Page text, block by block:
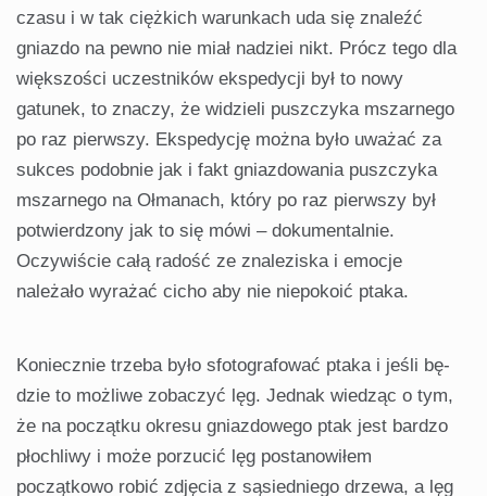
czasu i w tak ciężkich warunkach uda się znaleźć
gniazdo na pewno nie miał nadziei nikt. Prócz tego dla
większości uczestników ekspedycji był to nowy
gatunek, to znaczy, że widzieli puszczyka mszarnego
po raz pierwszy. Ekspedycję można było uważać za
sukces podobnie jak i fakt gniazdowania puszczyka
mszarnego na Ołmanach, który po raz pierwszy był
potwierdzony jak to się mówi – dokumental­nie.
Oczywiście całą radość ze znaleziska i emocje
należało wyrażać cicho aby nie niepokoić ptaka.
Koniecznie trzeba było sfotografować ptaka i jeśli bę­
dzie to możliwe zobaczyć lęg. Jednak wiedząc o tym,
że na początku okresu gniazdowego ptak jest bardzo
płochliwy i może porzucić lęg postanowiłem
początkowo robić zdję­cia z sąsiedniego drzewa, a lęg